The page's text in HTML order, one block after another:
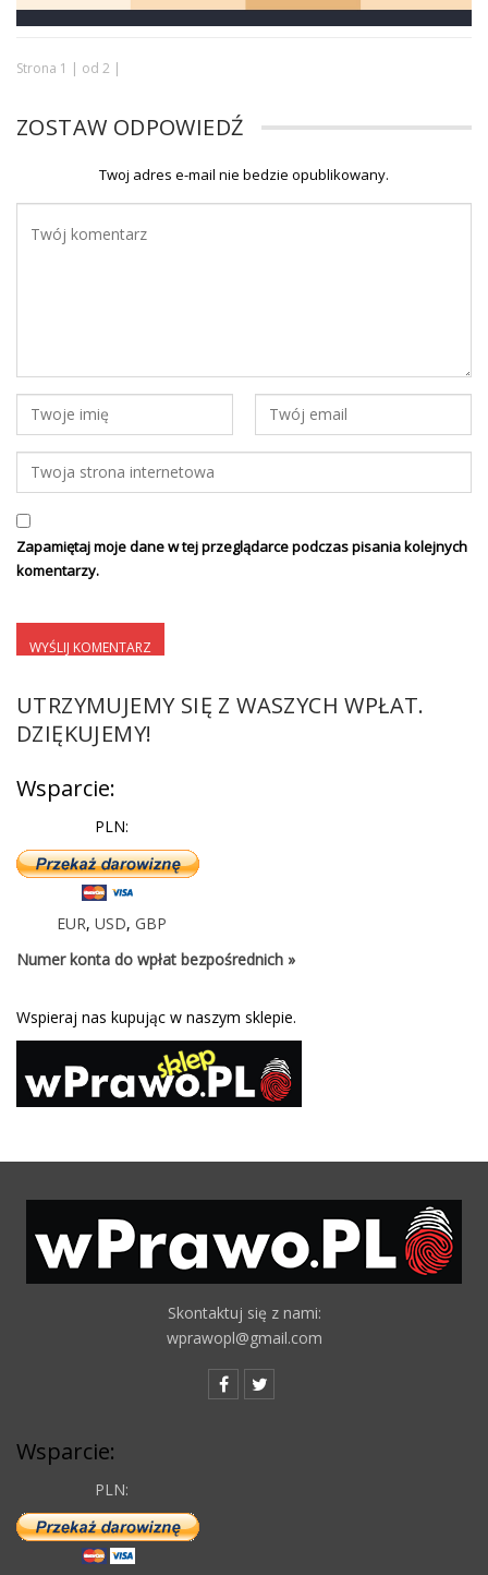
Strona 1 | od 2 |
ZOSTAW ODPOWIEDŹ
Twoj adres e-mail nie bedzie opublikowany.
Zapamiętaj moje dane w tej przeglądarce podczas pisania kolejnych
komentarzy.
UTRZYMUJEMY SIĘ Z WASZYCH WPŁAT.
DZIĘKUJEMY!
Wsparcie:
PLN:
EUR, USD, GBP
Numer konta do wpłat bezpośrednich »
Wspieraj nas kupując w naszym sklepie.
Skontaktuj się z nami:
wprawopl@gmail.com
Wsparcie:
PLN: